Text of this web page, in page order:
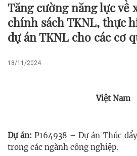
Tăng cường năng lực về
chính sách TKNL, thực
dự án TKNL cho các cơ
18/11/2024
Việt Nam
Dự án: P164938 – Dự án Thúc
trong các ngành công nghiệp.